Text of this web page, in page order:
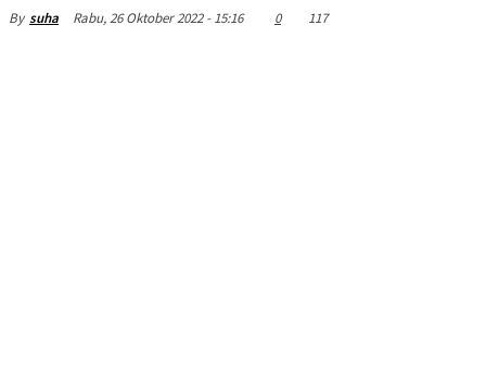
By suha Rabu, 26 Oktober 2022 - 15:16 0 117